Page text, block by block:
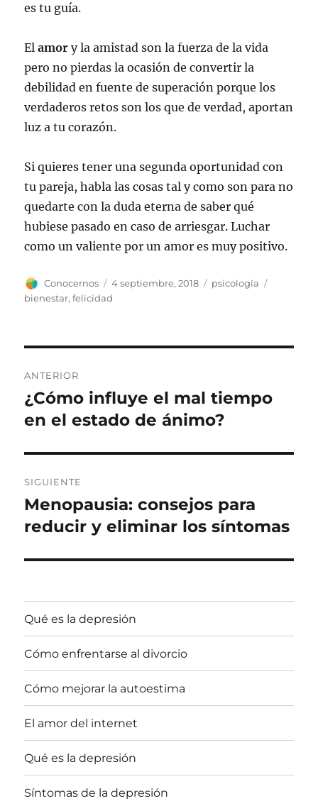
es tu guía.
Elamor y la amistad son la fuerza de la vida
pero no pierdas la ocasión de convertir la
debilidad en fuente de superación porque los
verdaderos retos son los que de verdad, aportan
luz a tu corazón.
Si quieres tener una segunda oportunidad con
tu pareja, habla las cosas tal y como son para no
quedarte con la duda eterna de saber qué
hubiese pasado en caso de arriesgar. Luchar
como un valiente por un amor es muy positivo.
Autor
Conocernos
Publicado
el
4 septiembre, 2018 Categorías
psicología
bienestar,felicidad
de
entradas
ANTERIOR
Entrada
anterior:
¿Cómo influye el mal tiempo
en el estado de ánimo?
SIGUIENTE
Entrada
siguiente:
Menopausia: consejos para
reducir y eliminar los síntomas
Qué es la depresión
Cómo enfrentarse al divorcio
Cómo mejorar la autoestima
El amor del internet
Qué es la depresión
Síntomas de la depresión